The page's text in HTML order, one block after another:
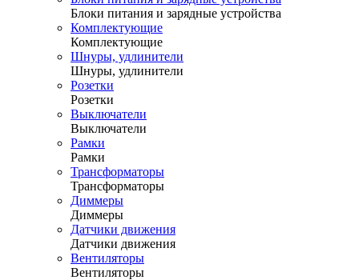
Блоки питания и зарядные устройства
Комплектующие
Комплектующие
Шнуры, удлинители
Шнуры, удлинители
Розетки
Розетки
Выключатели
Выключатели
Рамки
Рамки
Трансформаторы
Трансформаторы
Диммеры
Диммеры
Датчики движения
Датчики движения
Вентиляторы
Вентиляторы